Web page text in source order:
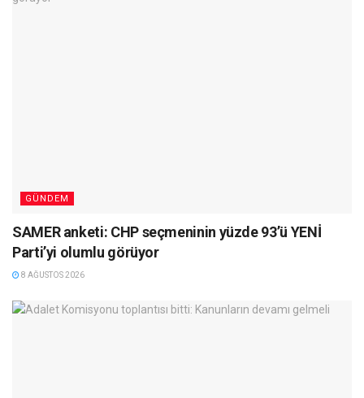
GÜNDEM
SAMER anketi: CHP seçmeninin yüzde 93’ü YENİ
Parti’yi olumlu görüyor
8 AĞUSTOS 2026